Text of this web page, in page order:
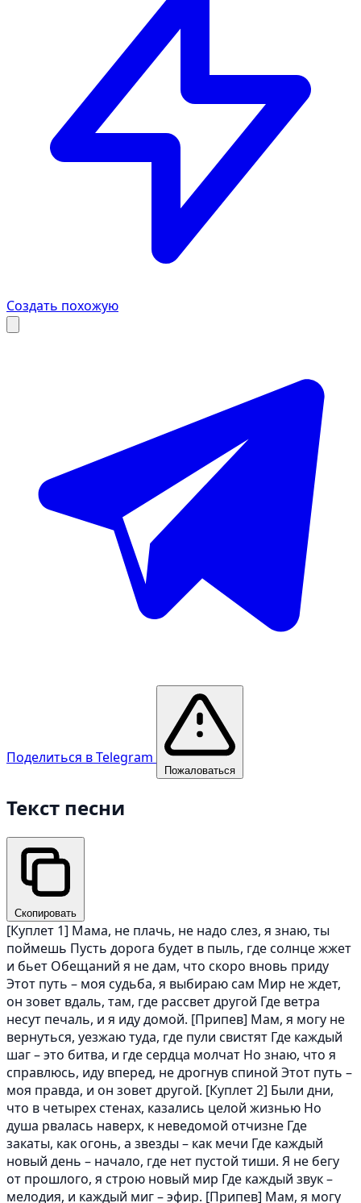
Создать похожую
Поделиться в Telegram
Пожаловаться
Текст песни
Скопировать
[Куплет 1] Мама, не плачь, не надо слез, я знаю, ты
поймешь Пусть дорога будет в пыль, где солнце жжет
и бьет Обещаний я не дам, что скоро вновь приду
Этот путь – моя судьба, я выбираю сам Мир не ждет,
он зовет вдаль, там, где рассвет другой Где ветра
несут печаль, и я иду домой. [Припев] Мам, я могу не
вернуться, уезжаю туда, где пули свистят Где каждый
шаг – это битва, и где сердца молчат Но знаю, что я
справлюсь, иду вперед, не дрогнув спиной Этот путь –
моя правда, и он зовет другой. [Куплет 2] Были дни,
что в четырех стенах, казались целой жизнью Но
душа рвалась наверх, к неведомой отчизне Где
закаты, как огонь, а звезды – как мечи Где каждый
новый день – начало, где нет пустой тиши. Я не бегу
от прошлого, я строю новый мир Где каждый звук –
мелодия, и каждый миг – эфир. [Припев] Мам, я могу